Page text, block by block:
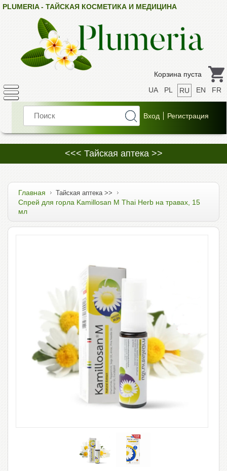
PLUMERIA - ТАЙСКАЯ КОСМЕТИКА И МЕДИЦИНА
Корзина пуста
UA
PL RU EN FR
<<< Тайская аптека >>
Главная Тайская аптека >>
Спрей для горла Kamillosan M Thai Herb на травах, 15
мл